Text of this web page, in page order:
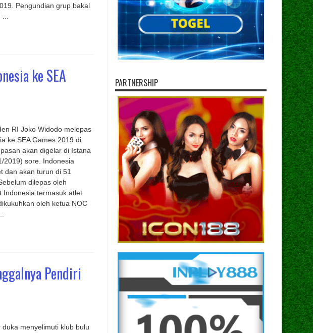
Pengundian grup bakal
ke SEA
RI Joko Widodo melepas
ke SEA Games 2019 di
akan digelar di Istana
2019) sore. Indonesia
dan akan turun di 51
dilepas oleh
Indonesia termasuk atlet
oleh ketua NOC
Pendiri
menyelimuti klub bulu
PARTNERSHIP